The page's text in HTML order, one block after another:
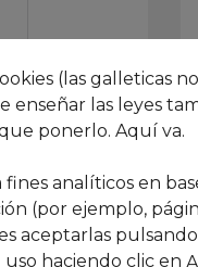
(las galleticas
enseñar las leyes
ponerlo. Aquí va.
analíticos en
(por ejemplo,
aceptarlas
haciendo clic en